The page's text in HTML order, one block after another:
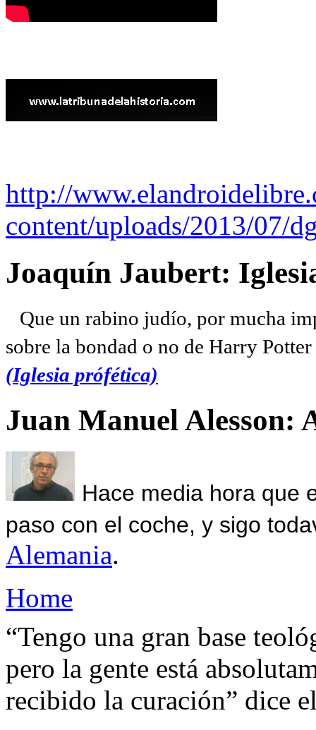
http://
content/uploads/2013/07/
Joaquín Jaubert:
Que un rabino judío, por mucha
sobre la bondad o no de Harry
(Iglesia prófética)
Juan Manuel Alesson:
Hace media hora que
paso con el coche, y sigo
Alemania.
Home
“Tengo una gran base
pero la gente está
recibido la curación” dice